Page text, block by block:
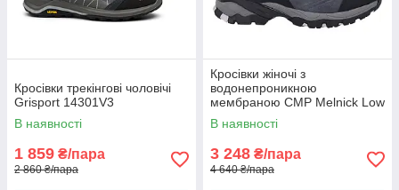
Кросівки трекінгові чоловічі
Grisport 14301V3
В наявності
1 859 ₴/пара
2 860 ₴/пара
Кросівки жіночі з
водонепроникною
мембраною CMP Melnick Low
Wmn Trekking Shoes
В наявності
3 248 ₴/пара
4 640 ₴/пара